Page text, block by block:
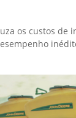
os custos de